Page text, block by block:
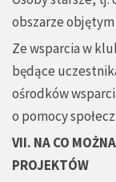
obszarze
Ze wsparcia w
będące
ośrodków
o pomocy
VII. NA CO
PROJEKTÓW